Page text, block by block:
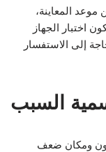
المعاينة،
اختبار الجهاز
إلى الاستفسار
السبب
ومكان ضعف